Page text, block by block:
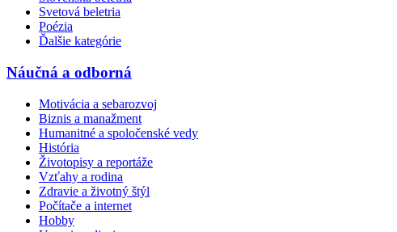
Svetová beletria
Poézia
Ďalšie kategórie
Náučná a odborná
Motivácia a sebarozvoj
Biznis a manažment
Humanitné a spoločenské vedy
História
Životopisy a reportáže
Vzťahy a rodina
Zdravie a životný štýl
Počítače a internet
Hobby